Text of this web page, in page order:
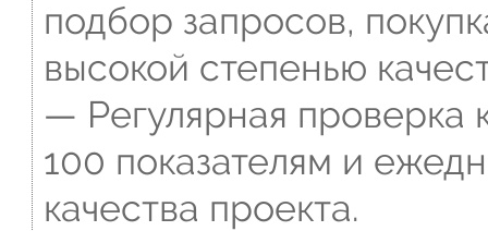
подбор запросов,
высокой степенью
— Регулярная проверка
100 показателям и
качества проекта.